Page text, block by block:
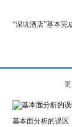
“深坑酒店”基本完
基本面分析的误区